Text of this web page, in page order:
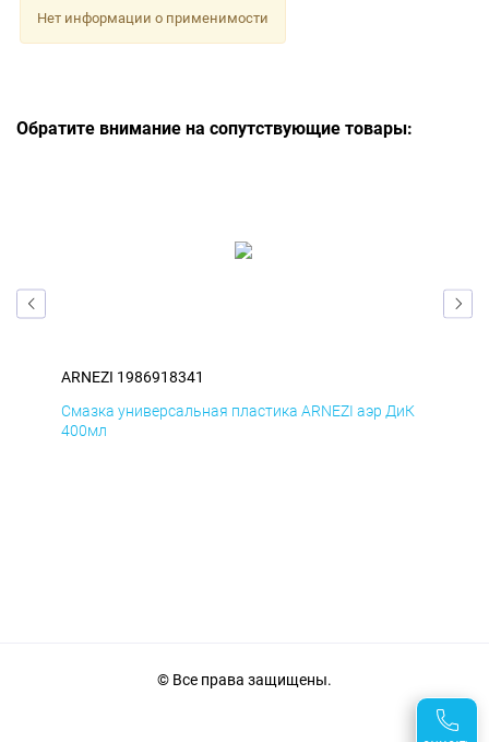
Нет информации о применимости
Обратите внимание на сопутствующие товары:
ARNEZI 1986918341
Смазка универсальная пластика ARNEZI аэр ДиК
400мл
© Все права защищены.